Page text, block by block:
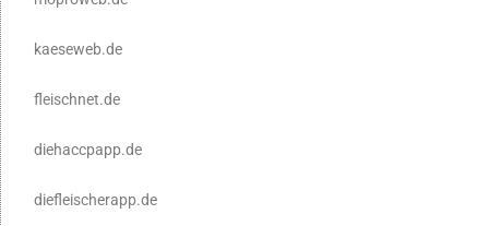
kaeseweb.de
fleischnet.de
diehaccpapp.de
diefleischerapp.de